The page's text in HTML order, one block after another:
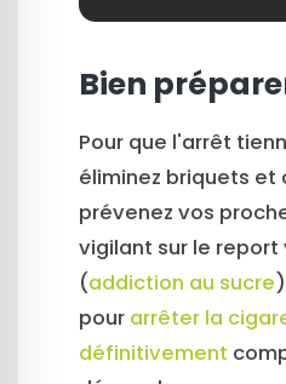
Bien
Pour que l'arrêt
éliminez briquets et
prévenez vos
vigilant sur le report
(addiction au sucre
pour arrêter la
définitivement